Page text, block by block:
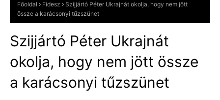
Főoldal Fidesz
Szijjártó Péter Ukrajnát okolja, hogy nem jött
össze a karácsonyi tűzszünet
Szijjártó Péter Ukrajnát
okolja, hogy nem jött össze
a karácsonyi tűzszünet